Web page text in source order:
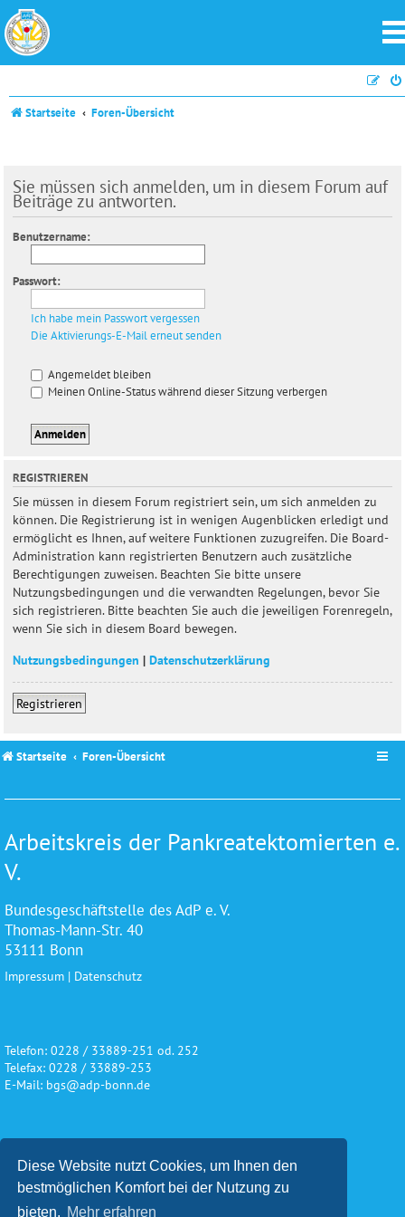
Diese Website nutzt Cookies, um Ihnen den
bestmöglichen Komfort bei der Nutzung zu
bieten. Mehr erfahren
Startseite Foren-Übersicht
Sie müssen sich anmelden, um in diesem Forum auf
Beiträge zu antworten.
Benutzername:
Passwort:
Ich habe mein Passwort vergessen
Die Aktivierungs-E-Mail erneut senden
Angemeldet bleiben
Meinen Online-Status während dieser Sitzung verbergen
REGISTRIEREN
Sie müssen in diesem Forum registriert sein, um sich anmelden zu
können. Die Registrierung ist in wenigen Augenblicken erledigt und
ermöglicht es Ihnen, auf weitere Funktionen zuzugreifen. Die Board-
Administration kann registrierten Benutzern auch zusätzliche
Berechtigungen zuweisen. Beachten Sie bitte unsere
Nutzungsbedingungen und die verwandten Regelungen, bevor Sie
sich registrieren. Bitte beachten Sie auch die jeweiligen Forenregeln,
wenn Sie sich in diesem Board bewegen.
Nutzungsbedingungen | Datenschutzerklärung
Registrieren
Startseite Foren-Übersicht
Arbeitskreis der Pankreatektomierten e.
V.
Bundesgeschäftstelle des AdP e. V.
Thomas-Mann-Str. 40
53111 Bonn
Impressum | Datenschutz
Telefon: 0228 / 33889-251 od. 252
Telefax: 0228 / 33889-253
E-Mail: bgs@adp-bonn.de
Wir danken für die freundliche
Unterstützung und Förderung